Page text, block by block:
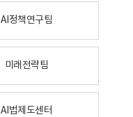
AI정책연구팀
미래전략팀
AI법제도센터